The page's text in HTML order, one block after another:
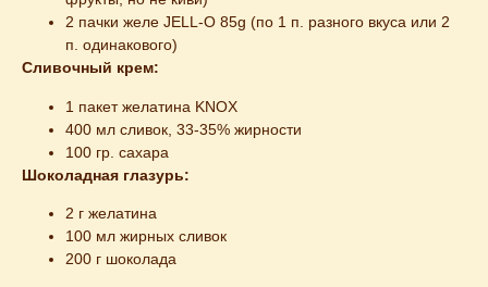
2 пачки желе JELL-O 85g (по 1 п. разного вкуса или 2
п. одинакового)
Сливочный крем:
1 пакет желатина KNOX
400 мл сливок, 33-35% жирности
100 гр. сахара
Шоколадная глазурь:
2 г желатина
100 мл жирных сливок
200 г шоколада